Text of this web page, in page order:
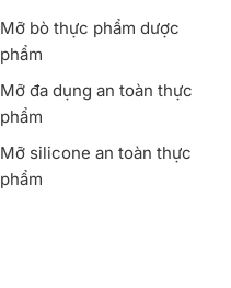
Mỡ bò thực phẩm dược
phẩm
Mỡ đa dụng an toàn thực
phẩm
Mỡ silicone an toàn thực
phẩm